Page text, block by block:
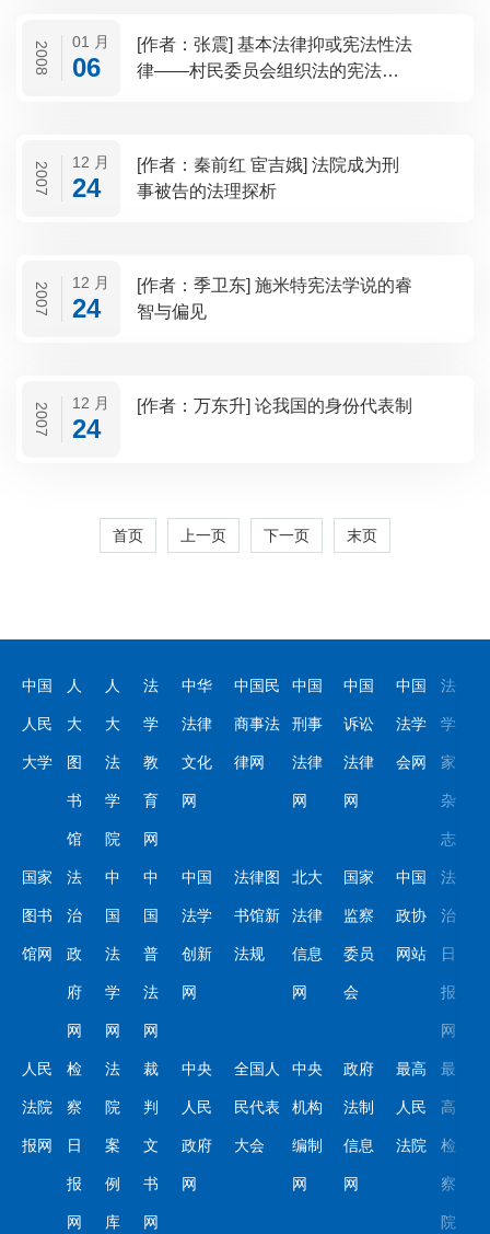
2008 01 月
06
[作者：张震] 基本法律抑或宪法性法
律——村民委员会组织法的宪法考
2007 12 月
24
[作者：秦前红 宦吉娥] 法院成为刑
事被告的法理探析
2007 12 月
24
[作者：季卫东] 施米特宪法学说的睿
智与偏见
2007 12 月
24
[作者：万东升] 论我国的身份代表制
首页 上一页 下一页 末页
中国
人民
大学
人
大
图
书
馆
人
大
法
学
院
法
学
教
育
网
中华
法律
文化
网
中国民
商事法
律网
中国
刑事
法律
网
中国
诉讼
法律
网
中国
法学
会网
法
学
家
杂
志
国家
图书
馆网
法
治
政
府
网
中
国
法
学
网
中
国
普
法
网
中国
法学
创新
网
法律图
书馆新
法规
北大
法律
信息
网
国家
监察
委员
会
中国
政协
网站
法
治
日
报
网
人民
法院
报网
检
察
日
报
网
法
院
案
例
库
裁
判
文
书
网
中央
人民
政府
网
全国人
民代表
大会
中央
机构
编制
网
政府
法制
信息
网
最高
人民
法院
最
高
检
察
院